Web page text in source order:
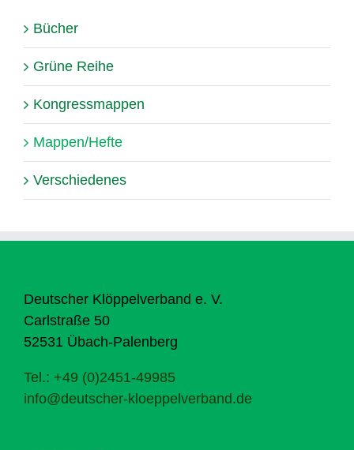
Bücher
Grüne Reihe
Kongressmappen
Mappen/Hefte
Verschiedenes
Deutscher Klöppelverband e. V.
Carlstraße 50
52531 Übach-Palenberg
Tel.: +49 (0)2451-49985
info@deutscher-kloeppelverband.de